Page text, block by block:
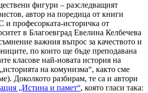
фигури – разследващият
автор на поредица от книги
и професорката-историчка от
в Благоевград Евелина Келбечева
важния въпрос за качеството и
по които ще бъде преподавана
класове най-новата история на
на комунизма“, както сме
Доколкото разбирам, те са и автори
„Истина и памет“, която гласи така: